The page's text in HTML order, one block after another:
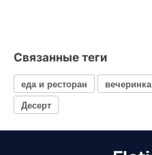
Связанные теги
еда и ресторан вечеринка
Десерт